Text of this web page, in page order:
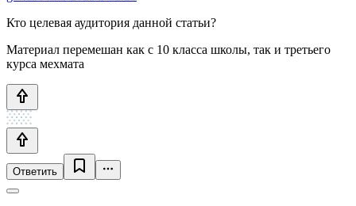
Кто целевая аудитория данной статьи?
Материал перемешан как с 10 класса школы, так и третьего
курса мехмата
Ответить